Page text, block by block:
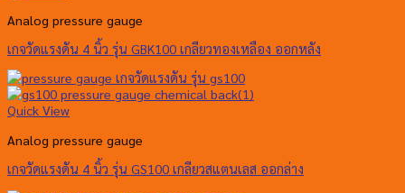
Analog pressure gauge
เกจวัดแรงดัน 4 นิ้ว รุ่น GBK100 เกลียวทองเหลือง ออกหลัง
Quick View
Analog pressure gauge
เกจวัดแรงดัน 4 นิ้ว รุ่น GS100 เกลียวสแตนเลส ออกล่าง